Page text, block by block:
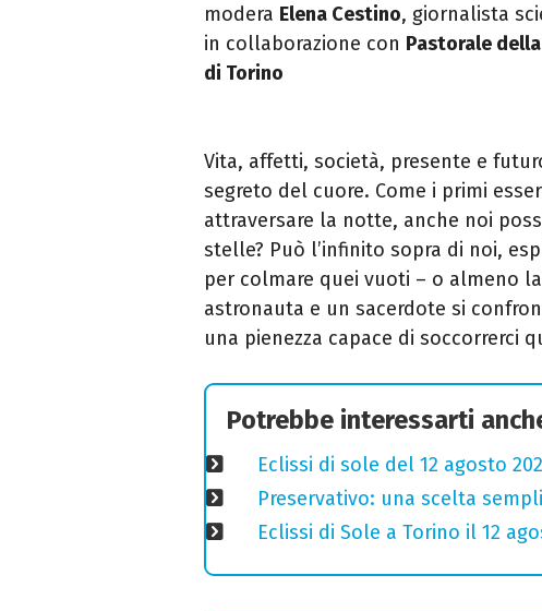
modera Elena Cestino, giornalista
in collaborazione con Pastorale
di Torino
Vita, affetti, società, presente e
segreto del cuore. Come i primi
attraversare la notte, anche noi
stelle? Può l’infinito sopra di noi,
per colmare quei vuoti – o almeno
astronauta e un sacerdote si
una pienezza capace di soccorrerci
Potrebbe interessarti
Eclissi di sole del 12 agosto
Preservativo: una scelta
Eclissi di Sole a Torino il 12